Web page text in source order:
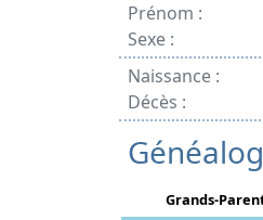
Prénom :
Sexe :
Naissance :
Décès :
Grands-